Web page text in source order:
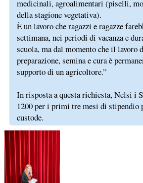
medicinali, agroalimentari (piselli,
della stagione vegetativa).
È un lavoro che ragazzi e ragazze
settimana, nei periodi di vacanza e
scuola, ma dal momento che il lavoro
preparazione, semina e cura è
supporto di un agricoltore.”
In risposta a questa richiesta, Nelsi i
1200 per i primi tre mesi di stipendio
custode.